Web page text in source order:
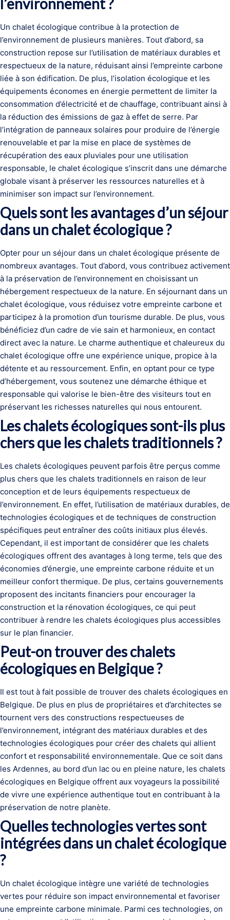
l’environnement ?
Un chalet écologique contribue à la protection de
l’environnement de plusieurs manières. Tout d’abord, sa
construction repose sur l’utilisation de matériaux durables et
respectueux de la nature, réduisant ainsi l’empreinte carbone
liée à son édification. De plus, l’isolation écologique et les
équipements économes en énergie permettent de limiter la
consommation d’électricité et de chauffage, contribuant ainsi à
la réduction des émissions de gaz à effet de serre. Par
l’intégration de panneaux solaires pour produire de l’énergie
renouvelable et par la mise en place de systèmes de
récupération des eaux pluviales pour une utilisation
responsable, le chalet écologique s’inscrit dans une démarche
globale visant à préserver les ressources naturelles et à
minimiser son impact sur l’environnement.
Quels sont les avantages d’un séjour
dans un chalet écologique ?
Opter pour un séjour dans un chalet écologique présente de
nombreux avantages. Tout d’abord, vous contribuez activement
à la préservation de l’environnement en choisissant un
hébergement respectueux de la nature. En séjournant dans un
chalet écologique, vous réduisez votre empreinte carbone et
participez à la promotion d’un tourisme durable. De plus, vous
bénéficiez d’un cadre de vie sain et harmonieux, en contact
direct avec la nature. Le charme authentique et chaleureux du
chalet écologique offre une expérience unique, propice à la
détente et au ressourcement. Enfin, en optant pour ce type
d’hébergement, vous soutenez une démarche éthique et
responsable qui valorise le bien-être des visiteurs tout en
préservant les richesses naturelles qui nous entourent.
Les chalets écologiques sont-ils plus
chers que les chalets traditionnels ?
Les chalets écologiques peuvent parfois être perçus comme
plus chers que les chalets traditionnels en raison de leur
conception et de leurs équipements respectueux de
l’environnement. En effet, l’utilisation de matériaux durables, de
technologies écologiques et de techniques de construction
spécifiques peut entraîner des coûts initiaux plus élevés.
Cependant, il est important de considérer que les chalets
écologiques offrent des avantages à long terme, tels que des
économies d’énergie, une empreinte carbone réduite et un
meilleur confort thermique. De plus, certains gouvernements
proposent des incitants financiers pour encourager la
construction et la rénovation écologiques, ce qui peut
contribuer à rendre les chalets écologiques plus accessibles
sur le plan financier.
Peut-on trouver des chalets
écologiques en Belgique ?
Il est tout à fait possible de trouver des chalets écologiques en
Belgique. De plus en plus de propriétaires et d’architectes se
tournent vers des constructions respectueuses de
l’environnement, intégrant des matériaux durables et des
technologies écologiques pour créer des chalets qui allient
confort et responsabilité environnementale. Que ce soit dans
les Ardennes, au bord d’un lac ou en pleine nature, les chalets
écologiques en Belgique offrent aux voyageurs la possibilité
de vivre une expérience authentique tout en contribuant à la
préservation de notre planète.
Quelles technologies vertes sont
intégrées dans un chalet écologique
?
Un chalet écologique intègre une variété de technologies
vertes pour réduire son impact environnemental et favoriser
une empreinte carbone minimale. Parmi ces technologies, on